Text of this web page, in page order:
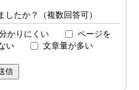
たか？（複数回答可）
かりにくい
ページを
い 文章量が多い
信